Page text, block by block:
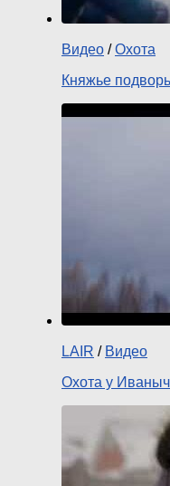
Видео /Охота
Княжье
LAIR / Видео
Охота у